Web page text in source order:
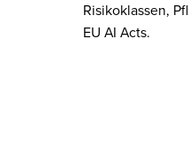
Risikoklassen,
EU AI Acts.